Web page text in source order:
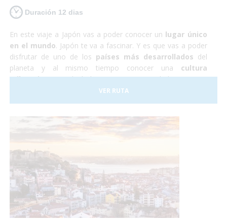
Duración 12 dias
En este viaje a Japón vas a poder conocer un lugar único
en el mundo. Japón te va a fascinar. Y es que vas a poder
disfrutar de uno de los países más desarrollados del
planeta y al mismo tiempo conocer una cultura
milenariaque todavía hoy persiste en sus habitantes. En
Japón todo funciona a la perfección, se trata de un país
relativamente pequeño para la cantidad de gente que lo
otras grandes ciudades del mundo. ¡Sí que si lo que buscas
satisfacer todas tus necesidades
el material y la información que requieras para hacer
que estas vacaciones sean las mejores que puedas
tener! Así que escápate a conocer Japón y, ¡Sólo disfruta!
VER RUTA